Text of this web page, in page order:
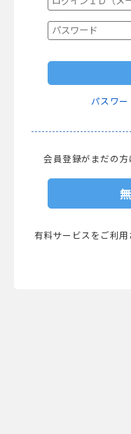
パスワ
会員登録がまだの方
有料サービスをご利用